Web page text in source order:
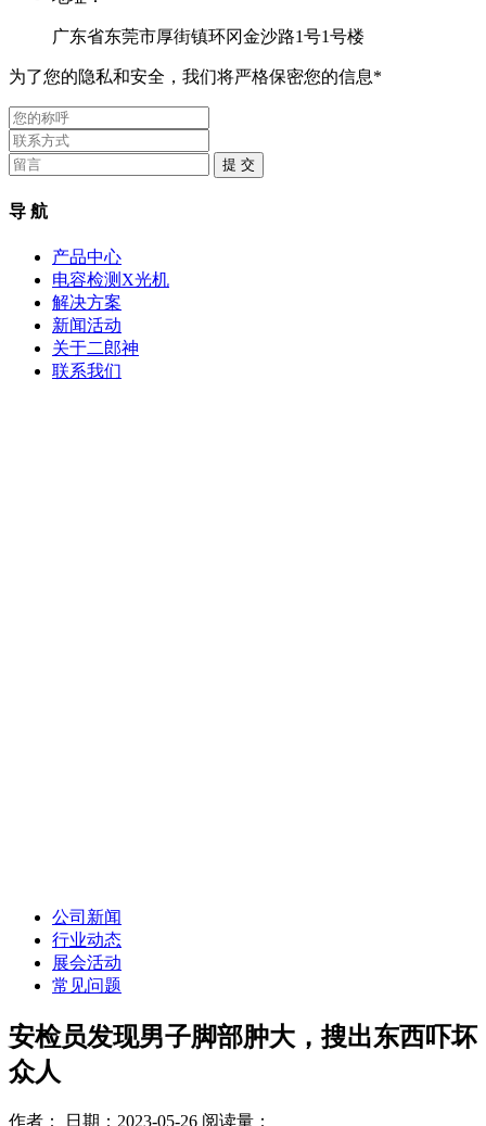
广东省东莞市厚街镇环冈金沙路1号1号楼
为了您的隐私和安全，我们将严格保密您的信息*
提 交
导 航
产品中心
电容检测X光机
解决方案
新闻活动
关于二郎神
联系我们
公司新闻
行业动态
展会活动
常见问题
安检员发现男子脚部肿大，搜出东西吓坏
众人
作者： 日期：2023-05-26 阅读量：